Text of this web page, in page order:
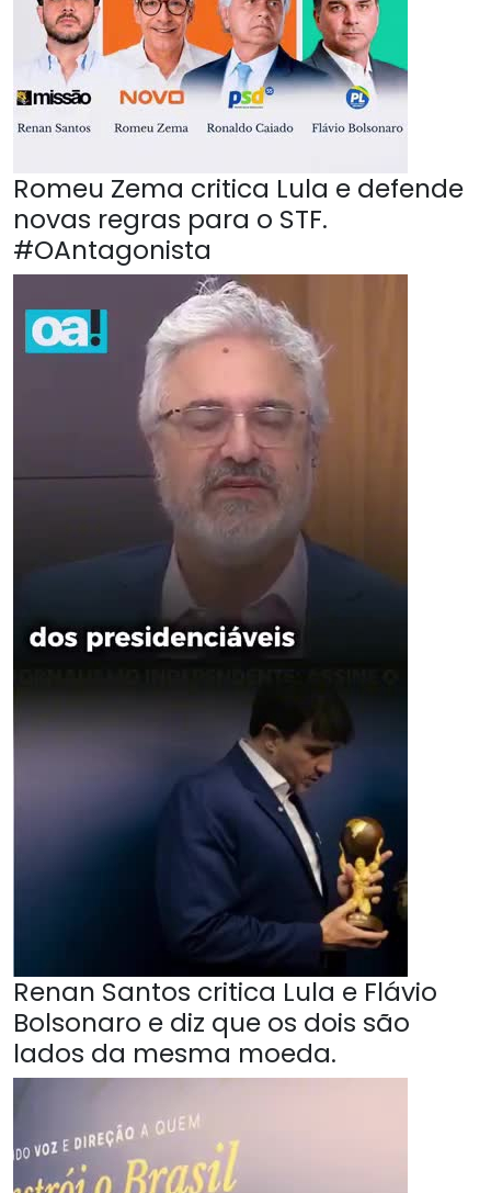
Romeu Zema critica Lula e defende
novas regras para o STF.
#OAntagonista
Renan Santos critica Lula e Flávio
Bolsonaro e diz que os dois são
lados da mesma moeda.